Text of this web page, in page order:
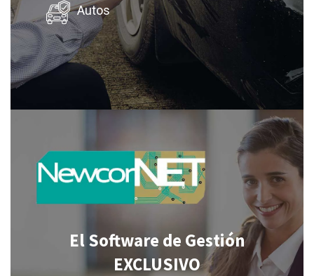
Autos
El Software de Gestión
EXCLUSIVO